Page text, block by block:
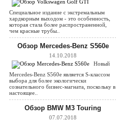
Специальное издание с экстремальным
хардкорным выходом - это особенность,
которая стала более распространенной,
чем красные трубы..
Обзор Mercedes-Benz S560e
14.10.2018
Новый
Mercedes-Benz S560e является S-классом
выбора для более экологически
сознательного бизнес-магната, поскольку в
настоящее..
Обзор BMW M3 Touring
07.07.2018